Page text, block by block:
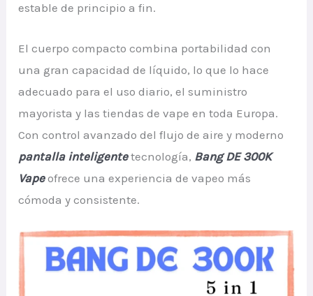
estable de principio a fin.
El cuerpo compacto combina portabilidad con
una gran capacidad de líquido, lo que lo hace
adecuado para el uso diario, el suministro
mayorista y las tiendas de vape en toda Europa.
Con control avanzado del flujo de aire y moderno
pantalla inteligentetecnología, Bang DE 300K
Vapeofrece una experiencia de vapeo más
cómoda y consistente.